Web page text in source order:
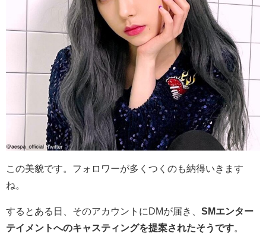
この美貌です。フォロワーが多くつくのも納得いきます
ね。
するとある日、そのアカウントにDMが届き、 SMエンター
テイメントへのキャスティングを提案されたそうです